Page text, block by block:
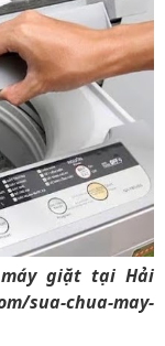
giặt tại Hải
sua-chua-may-